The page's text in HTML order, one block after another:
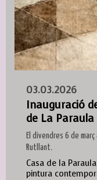
03.03.2026
Inauguració
de La Paraula
El divendres 6 de
Rutllant.
Casa de la Paraula
pintura